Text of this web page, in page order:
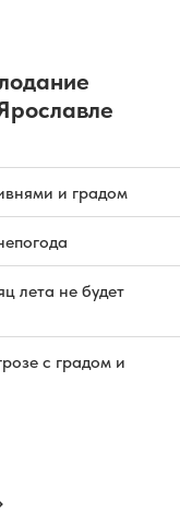
и градом
лета не будет
с градом и